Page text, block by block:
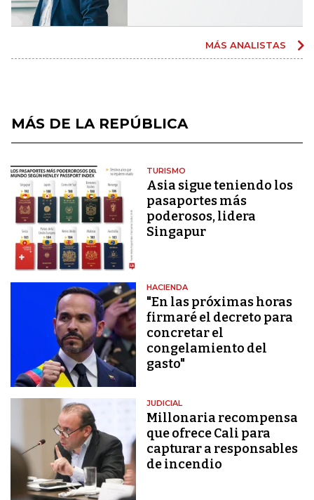
MÁS ANALISTAS
MÁS DE LA REPÚBLICA
TURISMO
Asia sigue teniendo los
pasaportes más
poderosos, lidera
Singapur
HACIENDA
"En las próximas horas
firmaré el decreto para
concretar el
congelamiento del
gasto"
JUDICIAL
Millonaria recompensa
que ofrece Cali para
capturar a responsables
de incendio